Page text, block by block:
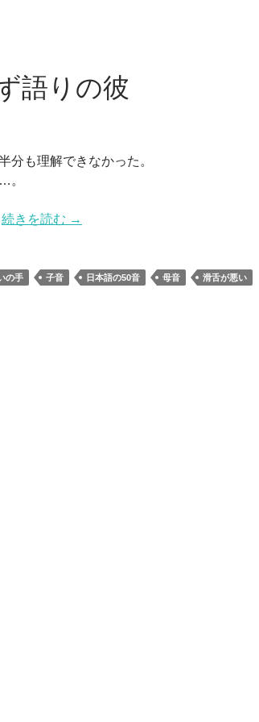
語りの彼
分も理解できなかった。
。
続きを読む →
の手 子音 日本語の50音 母音
滑舌が悪い